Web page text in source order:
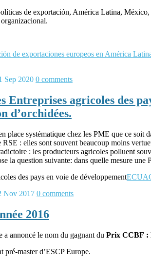
de exportación, América Latina, México,
de exportaciones europeos en América
Sep 2020 0 comments
Entreprises agricoles des
d’orchidées.
place systématique chez les PME que ce
: elles sont souvent beaucoup moins
: les producteurs agricoles polluent
la question suivante: dans quelle mesure
des pays en voie de développement
Nov 2017 0 comments
2016
annoncé le nom du gagnant du Prix CCBF :
pré-master d’ESCP Europe.